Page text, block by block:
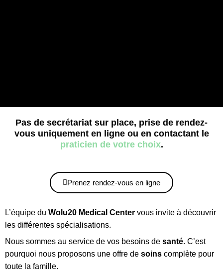
Wolu20 Medical Center
Diététique, Kinésithérapie, Podologie, Logopédie et
PRENDRE RENDEZ-VOUS EN LIGNE
Pas de secrétariat sur place, prise de rendez-
vous uniquement en ligne ou en contactant le
praticien de votre choix.
Prenez rendez-vous en ligne
L’équipe du Wolu20 Medical Center vous invite à découvrir
les différentes spécialisations.
Nous sommes au service de vos besoins de santé. C’est
pourquoi nous proposons une offre de soins complète pour
toute la famille.